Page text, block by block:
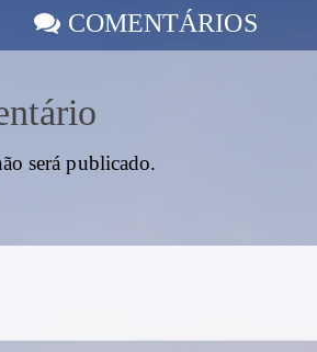
COMENTÁRIOS
será publicado.